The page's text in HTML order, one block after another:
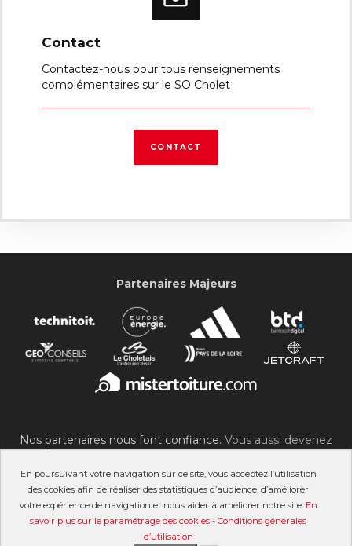
En poursuivant votre navigation sur ce site, vous acceptez l’utilisation
des cookies afin de réaliser des statistiques d’audience, d’améliorer
votre expérience de navigation et nous aider à améliorer notre site. En
savoir plus sur le paramétrage des cookies - Conditions générales
d’utilisation
Contact
Contactez-nous pour tous renseignements
complémentaires sur le SO Cholet
CONTACT
Partenaires Majeurs
Nos partenaires nous font confiance. Vous aussi devenez
©2007-2026 Stade Olympique Choletais